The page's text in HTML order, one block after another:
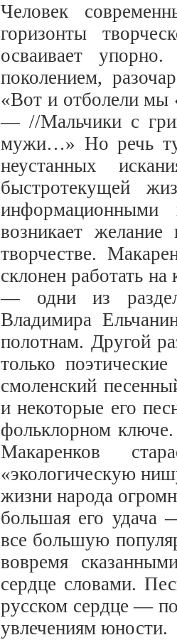
Человек
горизонты
осваивает
поколением,
«Вот и отболели мы
— //Мальчики с
мужи…» Но речь
неустанных
быстротекущей
возникает желание
творчестве.
склонен работать
— одни из
Владимира
полотнам. Другой
только
смоленский
и некоторые его
фольклорном
Макаренков
«экологическую
жизни народа
большая его удача
все большую
вовремя
сердце словами.
русском сердце —
увлечениям юности.